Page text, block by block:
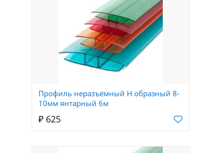
Профиль неразъёмный Н образный 8-
10мм янтарный 6м
₽ 625